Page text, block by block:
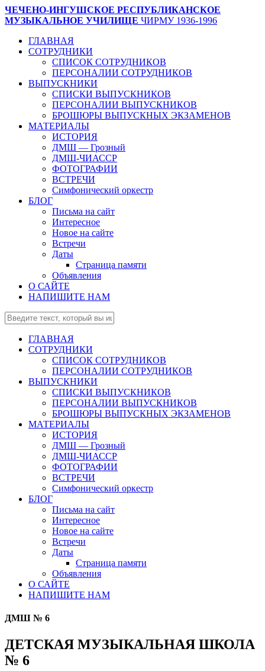
ЧЕЧЕНО-ИНГУШСКОЕ РЕСПУБЛИКАНСКОЕ
МУЗЫКАЛЬНОЕ УЧИЛИЩЕ ЧИРМУ 1936-1996
ГЛАВНАЯ
СОТРУДНИКИ
СПИСОК СОТРУДНИКОВ
ПЕРСОНАЛИИ СОТРУДНИКОВ
ВЫПУСКНИКИ
СПИСКИ ВЫПУСКНИКОВ
ПЕРСОНАЛИИ ВЫПУСКНИКОВ
БРОШЮРЫ ВЫПУСКНЫХ ЭКЗАМЕНОВ
МАТЕРИАЛЫ
ИСТОРИЯ
ДМШ — Грозный
ДМШ-ЧИАССР
ФОТОГРАФИИ
ВСТРЕЧИ
Симфонический оркестр
БЛОГ
Письма на сайт
Интересное
Новое на сайте
Встречи
Даты
Страница памяти
Объявления
О САЙТЕ
НАПИШИТЕ НАМ
ГЛАВНАЯ
СОТРУДНИКИ
СПИСОК СОТРУДНИКОВ
ПЕРСОНАЛИИ СОТРУДНИКОВ
ВЫПУСКНИКИ
СПИСКИ ВЫПУСКНИКОВ
ПЕРСОНАЛИИ ВЫПУСКНИКОВ
БРОШЮРЫ ВЫПУСКНЫХ ЭКЗАМЕНОВ
МАТЕРИАЛЫ
ИСТОРИЯ
ДМШ — Грозный
ДМШ-ЧИАССР
ФОТОГРАФИИ
ВСТРЕЧИ
Симфонический оркестр
БЛОГ
Письма на сайт
Интересное
Новое на сайте
Встречи
Даты
Страница памяти
Объявления
О САЙТЕ
НАПИШИТЕ НАМ
ДМШ № 6
ДЕТСКАЯ МУЗЫКАЛЬНАЯ ШКОЛА
№ 6